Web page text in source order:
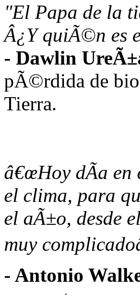
"El Papa de la
Â¿Y quiÃ©n es
- Dawlin
pÃ©rdida de
Tierra.
â€œHoy dÃ­a en
el clima, para
el aÃ±o, desde
muy
- Antonio